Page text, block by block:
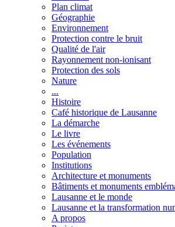
Plan climat
Géographie
Environnement
Protection contre le bruit
Qualité de l'air
Rayonnement non-ionisant
Protection des sols
Nature
...
Histoire
Café historique de Lausanne
La démarche
Le livre
Les événements
Population
Institutions
Architecture et monuments
Bâtiments et monuments
Lausanne et le monde
Lausanne et la transformation
A propos